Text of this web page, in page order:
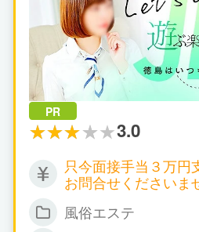
PR
3.0
只今面接手当３万円
お問合せくださいませ 日給：3万円
風俗エステ